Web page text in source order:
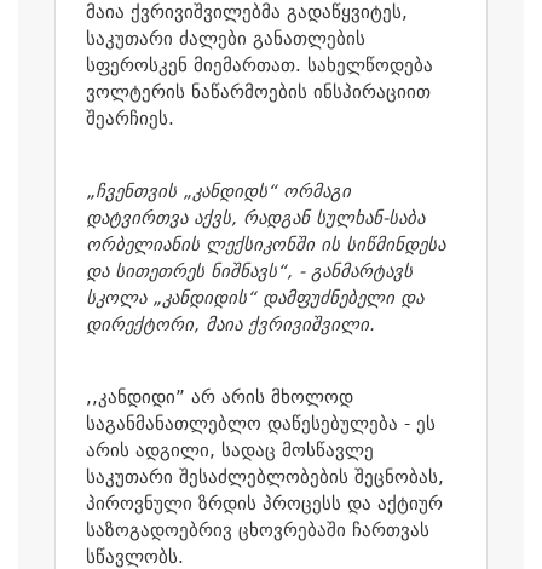
მაია ქვრივიშვილებმა გადაწყვიტეს,
საკუთარი ძალები განათლების
სფეროსკენ მიემართათ. სახელწოდება
ვოლტერის ნაწარმოების ინსპირაციით
შეარჩიეს.
„ჩვენთვის „კანდიდს“ ორმაგი
დატვირთვა აქვს, რადგან სულხან-საბა
ორბელიანის ლექსიკონში ის სიწმინდესა
და სითეთრეს ნიშნავს“, - განმარტავს
სკოლა „კანდიდის“ დამფუძნებელი და
დირექტორი, მაია ქვრივიშვილი.
,,კანდიდი” არ არის მხოლოდ
საგანმანათლებლო დაწესებულება - ეს
არის ადგილი, სადაც მოსწავლე
საკუთარი შესაძლებლობების შეცნობას,
პიროვნული ზრდის პროცესს და აქტიურ
საზოგადოებრივ ცხოვრებაში ჩართვას
სწავლობს.